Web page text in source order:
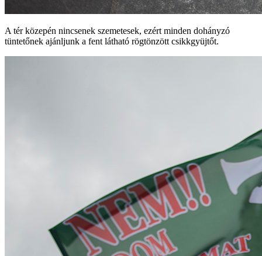
A tér közepén nincsenek szemetesek, ezért minden dohányzó
tüntetőnek ajánljunk a fent látható rögtönzött csikkgyüjtőt.